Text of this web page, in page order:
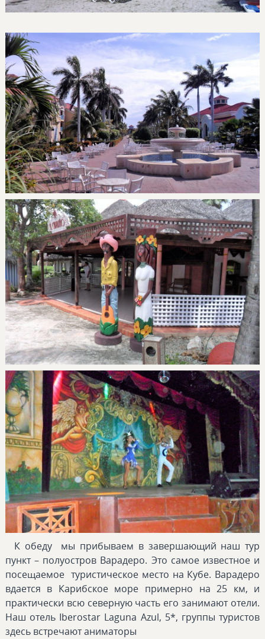
К обеду мы прибываем в завершающий наш тур
пункт – полуостров Варадеро. Это самое известное и
посещаемое туристическое место на Кубе. Варадеро
вдается в Карибское море примерно на 25 км, и
практически всю северную часть его занимают отели.
Наш отель Iberostar Laguna Azul, 5*, группы туристов
здесь встречают аниматоры